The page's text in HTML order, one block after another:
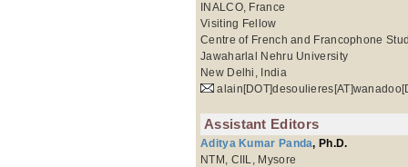
INALCO, France
Visiting Fellow
Centre of French and Francophone
Jawaharlal Nehru University
New Delhi, India
Assistant Editors
Aditya Kumar Panda, Ph.D.
NTM, CIIL, Mysore